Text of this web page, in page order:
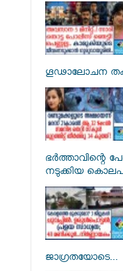
ഗൂഢാലോചന
ഭർത്താവിന്റെ
നടുക്കിയ
ജാഗ്രതയോടെ...